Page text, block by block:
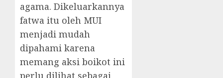
agama. Dikeluarkannya
fatwa itu oleh MUI
menjadi mudah
dipahami karena
memang aksi boikot ini
perlu dilihat sebagai